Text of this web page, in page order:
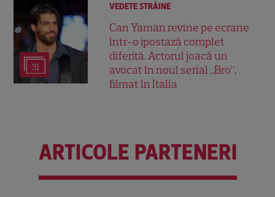
31
VEDETE STRĂINE
Can Yaman revine pe ecrane
într-o ipostază complet
diferită. Actorul joacă un
avocat în noul serial „Bro”,
filmat în Italia
ARTICOLE PARTENERI